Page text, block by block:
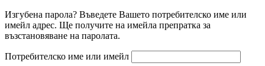
Изгубена парола? Въведете Вашето потребителско име или
имейл адрес. Ще получите на имейла препратка за
възстановяване на паролата.
Потребителско име или имейл